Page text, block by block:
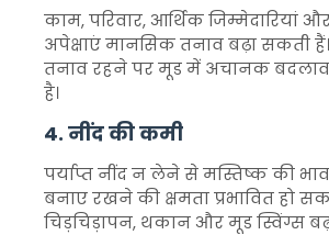
काम, परिवार, आर्थिक जिम्मेदारियां
अपेक्षाएं मानसिक तनाव बढ़ा सकती
तनाव रहने पर मूड में अचानक
है।
4. नींद की कमी
पर्याप्त नींद न लेने से मस्तिष्क की
बनाए रखने की क्षमता प्रभावित हो
चिड़चिड़ापन, थकान और मूड स्विंग्स